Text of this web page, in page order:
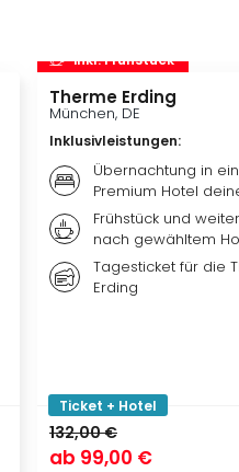
inkl. Frühstück
Therme Erding
München, DE
Inklusivleistungen:
Übernachtung in
Premium Hotel
Frühstück und
nach gewähltem
Tagesticket für die
Erding
Ticket + Hotel
132,00 €
ab 99,00 €